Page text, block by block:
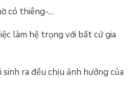
có thiêng-…
làm hệ trọng với bất cứ gia
ra đều chịu ảnh hưởng của